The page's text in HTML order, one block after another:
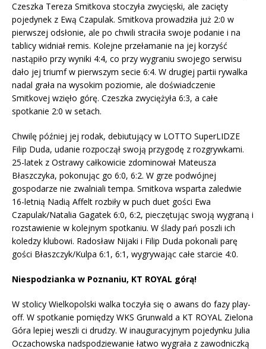
Czeszka Tereza Smitkova stoczyła zwycięski, ale zacięty
pojedynek z Ewą Czapulak. Smitkova prowadziła już 2:0 w
pierwszej odsłonie, ale po chwili straciła swoje podanie i na
tablicy widniał remis. Kolejne przełamanie na jej korzyść
nastąpiło przy wyniki 4:4, co przy wygraniu swojego serwisu
dało jej triumf w pierwszym secie 6:4. W drugiej partii rywalka
nadal grała na wysokim poziomie, ale doświadczenie
Smitkovej wzięło górę. Czeszka zwyciężyła 6:3, a całe
spotkanie 2:0 w setach.
Chwilę później jej rodak, debiutujący w LOTTO SuperLIDZE
Filip Duda, udanie rozpoczął swoją przygodę z rozgrywkami.
25-latek z Ostrawy całkowicie zdominował Mateusza
Błaszczyka, pokonując go 6:0, 6:2. W grze podwójnej
gospodarze nie zwalniali tempa. Smitkova wsparta zaledwie
16-letnią Nadią Affelt rozbiły w puch duet gości Ewa
Czapulak/Natalia Gagatek 6:0, 6:2, pieczętując swoją wygraną i
rozstawienie w kolejnym spotkaniu. W ślady pań poszli ich
koledzy klubowi. Radosław Nijaki i Filip Duda pokonali parę
gości Błaszczyk/Kulpa 6:1, 6:1, wygrywając całe starcie 4:0.
Niespodzianka w Poznaniu, KT ROYAL górą!
W stolicy Wielkopolski walka toczyła się o awans do fazy play-
off. W spotkanie pomiędzy WKS Grunwald a KT ROYAL Zielona
Góra lepiej weszli ci drudzy. W inauguracyjnym pojedynku Julia
Oczachowska nadspodziewanie łatwo wygrała z zawodniczką